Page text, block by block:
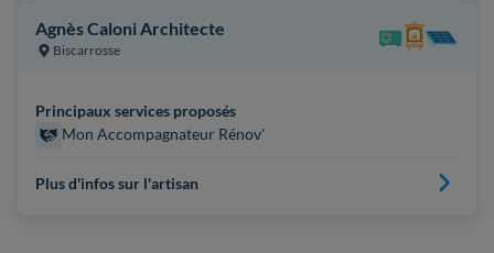
Agnès Caloni Architecte
Biscarrosse
Principaux services proposés
Mon Accompagnateur Rénov'
Plus d'infos sur l'artisan